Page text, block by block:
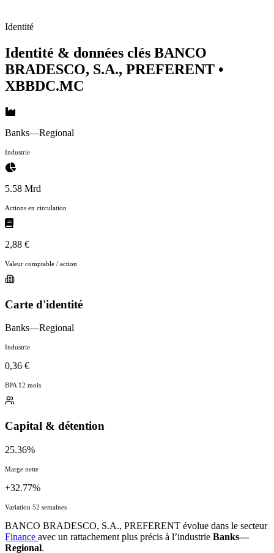
Identité
Identité & données clés BANCO
BRADESCO, S.A., PREFERENT •
XBBDC.MC
Banks—Regional
Industrie
5.58 Mrd
Actions en circulation
2,88 €
Valeur comptable / action
Carte d'identité
Banks—Regional
Industrie
0,36 €
BPA 12 mois
Capital & détention
25.36%
Marge nette
+32.77%
Variation 52 semaines
BANCO BRADESCO, S.A., PREFERENT évolue dans le secteur
Finance avec un rattachement plus précis à l’industrie Banks—
Regional.